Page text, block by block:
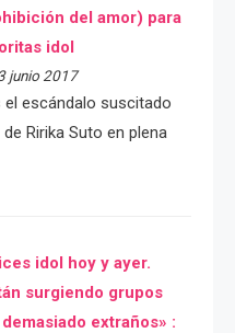
del amor) para
idol
junio 2017
el escándalo suscitado
Ririka Suto en plena
idol hoy y ayer.
surgiendo grupos
extraños» :